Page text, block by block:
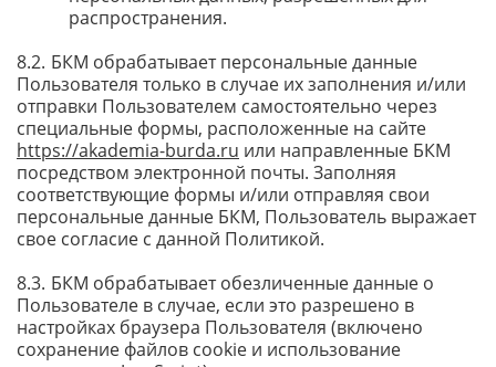
распространения.
БКМ обрабатывает персональные данные
Пользователя только в случае их заполнения и/или
отправки Пользователем самостоятельно через
специальные формы, расположенные на сайте
https://akademia-burda.ru или направленные БКМ
посредством электронной почты. Заполняя
соответствующие формы и/или отправляя свои
персональные данные БКМ, Пользователь выражает
свое согласие с данной Политикой.
БКМ обрабатывает обезличенные данные о
Пользователе в случае, если это разрешено в
настройках браузера Пользователя (включено
сохранение файлов cookie и использование